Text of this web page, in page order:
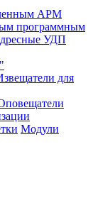
АРМ
программным
УДП
для
Модули